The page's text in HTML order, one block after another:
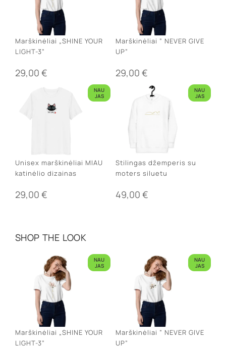
Marškinėliai „SHINE YOUR
LIGHT-3”
29,00 €
Marškinėliai ” NEVER GIVE
UP”
29,00 €
NAU
JAS
Unisex marškinėliai MIAU
katinėlio dizainas
29,00 €
NAU
JAS
Stilingas džemperis su
moters siluetu
49,00 €
SHOP THE LOOK
NAU
JAS
Marškinėliai „SHINE YOUR
LIGHT-3”
NAU
JAS
Marškinėliai ” NEVER GIVE
UP”